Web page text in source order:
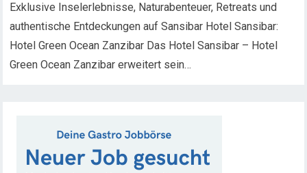
Exklusive Inselerlebnisse, Naturabenteuer, Retreats und
authentische Entdeckungen auf Sansibar Hotel Sansibar:
Hotel Green Ocean Zanzibar Das Hotel Sansibar – Hotel
Green Ocean Zanzibar erweitert sein…